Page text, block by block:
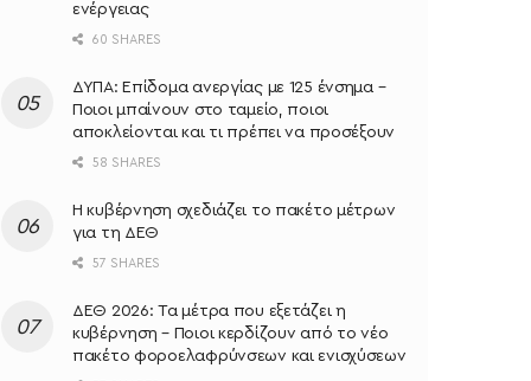
ενέργειας
60 SHARES
ΔΥΠΑ: Επίδομα ανεργίας με 125 ένσημα –
Ποιοι μπαίνουν στο ταμείο, ποιοι
αποκλείονται και τι πρέπει να προσέξουν
58 SHARES
Η κυβέρνηση σχεδιάζει το πακέτο μέτρων
για τη ΔΕΘ
57 SHARES
ΔΕΘ 2026: Τα μέτρα που εξετάζει η
κυβέρνηση – Ποιοι κερδίζουν από το νέο
πακέτο φοροελαφρύνσεων και ενισχύσεων